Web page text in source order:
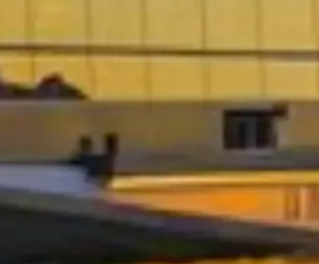
使用您的门票免排队入场
探索我们精选的门票选项，享受优先入场和专业讲解，让行程
更轻松。